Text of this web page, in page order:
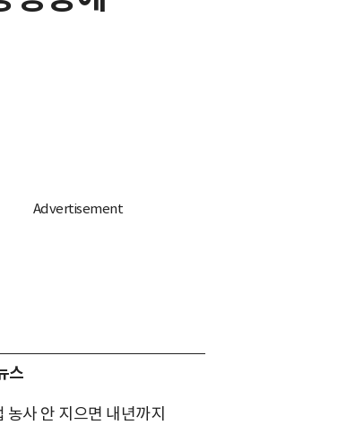
스
농사 안 지으면 내년까지